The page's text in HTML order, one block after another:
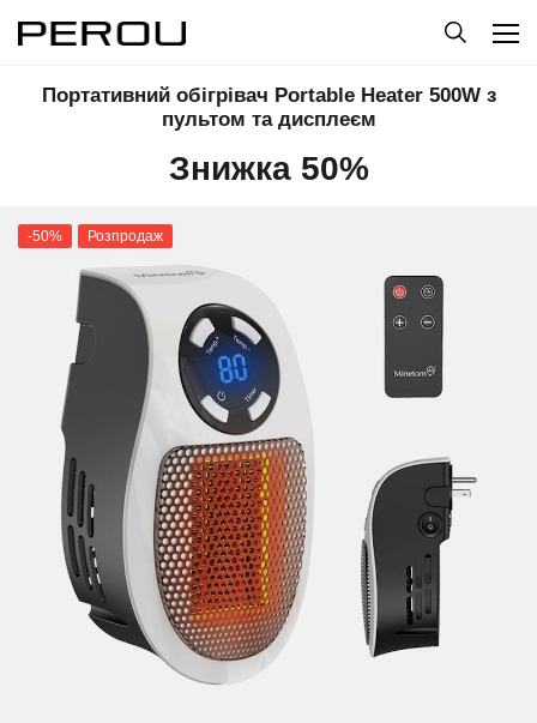
Портативний обігрівач Portable Heater 500W з
пультом та дисплеєм
Знижка 50%
-50% Розпродаж